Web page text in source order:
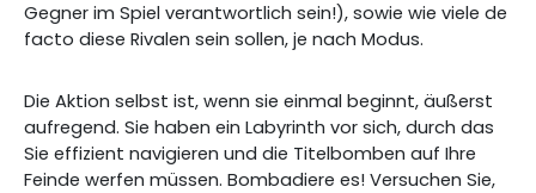
Gegner im Spiel verantwortlich sein!), sowie wie viele de
facto diese Rivalen sein sollen, je nach Modus.
Die Aktion selbst ist, wenn sie einmal beginnt, äußerst
aufregend. Sie haben ein Labyrinth vor sich, durch das
Sie effizient navigieren und die Titelbomben auf Ihre
Feinde werfen müssen. Bombadiere es! Versuchen Sie,